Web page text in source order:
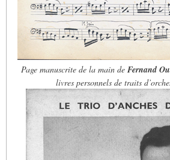
Page manuscrite de la main de Fernand
livres personnels de traits